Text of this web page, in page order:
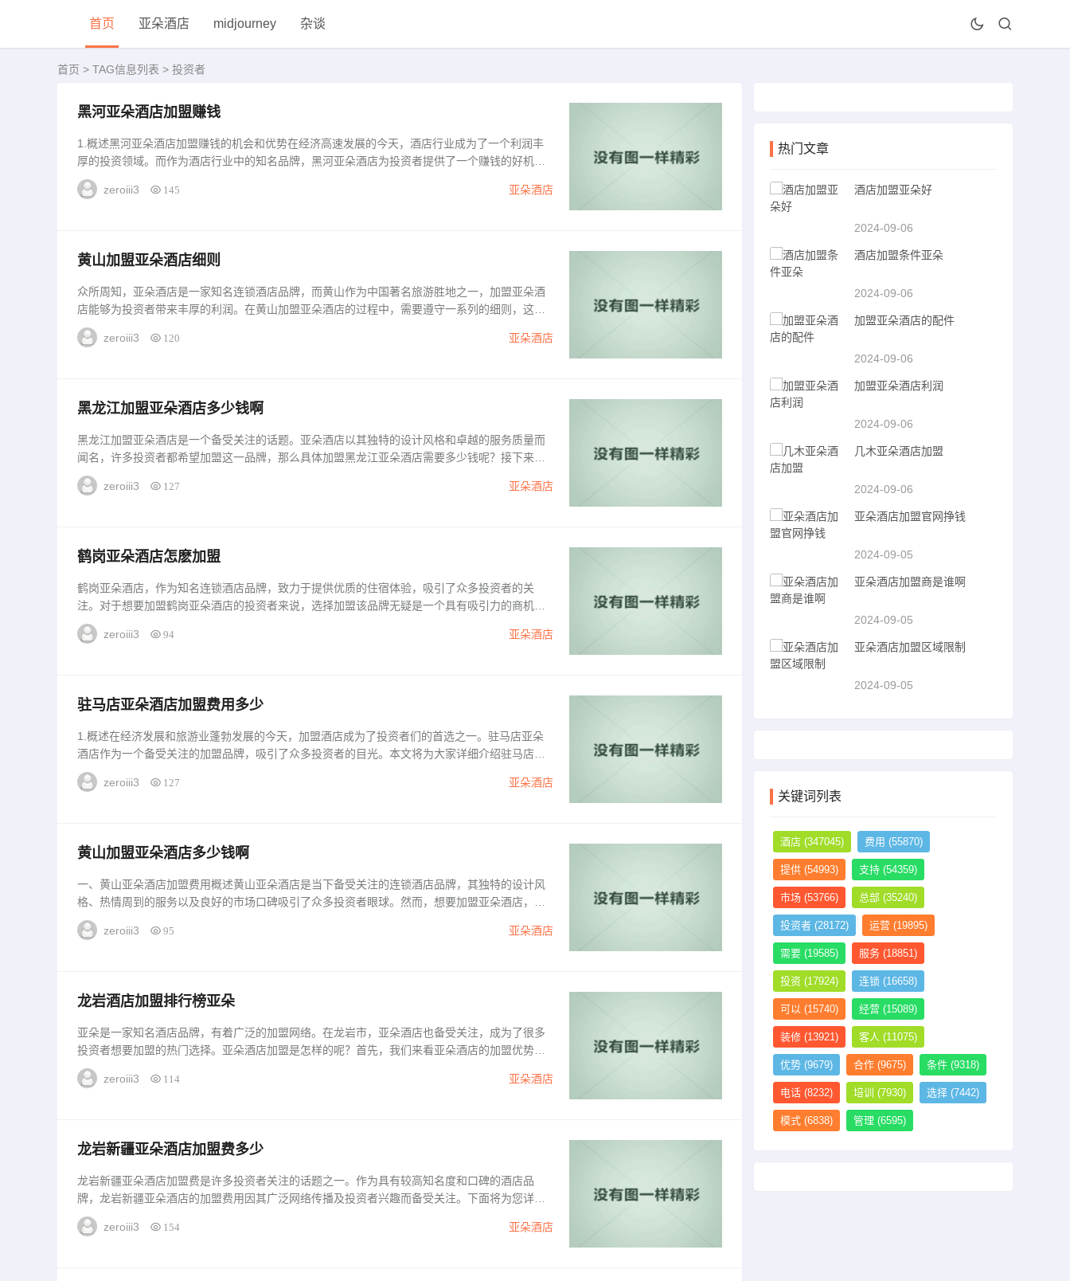
首页 亚朵酒店 midjourney 杂谈
首页 > TAG信息列表 > 投资者
黑河亚朵酒店加盟赚钱
1.概述黑河亚朵酒店加盟赚钱的机会和优势在经济高速发展的今天，酒店行业成为了一个利润丰
厚的投资领域。而作为酒店行业中的知名品牌，黑河亚朵酒店为投资者提供了一个赚钱的好机
会。加盟黑河亚朵酒店不仅可以分享品牌影响力，还可以得到全方位的支持和培训，让投资者可
以在竞争激烈的市场中站稳脚跟。2.黑河亚朵酒店的品牌背景和市场发展前景黑河亚朵酒店是中
zeroiii3 145 亚朵酒店
黄山加盟亚朵酒店细则
众所周知，亚朵酒店是一家知名连锁酒店品牌，而黄山作为中国著名旅游胜地之一，加盟亚朵酒
店能够为投资者带来丰厚的利润。在黄山加盟亚朵酒店的过程中，需要遵守一系列的细则，这些
细则既确保了酒店的正常运营，也保护了投资者的权益。一、加盟优势黄山加盟亚朵酒店能够享
受到多方面的优势。首先，作为亚朵酒店的加盟店...
zeroiii3 120 亚朵酒店
黑龙江加盟亚朵酒店多少钱啊
黑龙江加盟亚朵酒店是一个备受关注的话题。亚朵酒店以其独特的设计风格和卓越的服务质量而
闻名，许多投资者都希望加盟这一品牌，那么具体加盟黑龙江亚朵酒店需要多少钱呢？接下来将
会详细介绍这个问题。1.加盟条件在黑龙江加盟亚朵酒店，首先需要满足一定的条件。亚朵酒店
有严格的加盟条件，一般要求加盟商需有良好的商誉和财务状况，具备良好的管理能力和团队。
zeroiii3 127 亚朵酒店
鹤岗亚朵酒店怎麽加盟
鹤岗亚朵酒店，作为知名连锁酒店品牌，致力于提供优质的住宿体验，吸引了众多投资者的关
注。对于想要加盟鹤岗亚朵酒店的投资者来说，选择加盟该品牌无疑是一个具有吸引力的商机。
本文将详细介绍鹤岗亚朵酒店的加盟政策、优势以及加盟流程，帮助您...
zeroiii3
94 亚朵酒店
驻马店亚朵酒店加盟费用多少
1.概述在经济发展和旅游业蓬勃发展的今天，加盟酒店成为了投资者们的首选之一。驻马店亚朵
酒店作为一个备受关注的加盟品牌，吸引了众多投资者的目光。本文将为大家详细介绍驻马店亚
朵酒店加盟费用的相关信息，帮助投资者更好地了解该品牌的加盟优势。2.加盟费用驻马店亚朵
酒店的加盟费用根据不同的地...
zeroiii3 127 亚朵酒店
黄山加盟亚朵酒店多少钱啊
一、黄山亚朵酒店加盟费用概述黄山亚朵酒店是当下备受关注的连锁酒店品牌，其独特的设计风
格、热情周到的服务以及良好的市场口碑吸引了众多投资者眼球。然而，想要加盟亚朵酒店，投
资者首先需要了解其加盟费用情况。下面将详细介绍黄山亚朵酒店的加盟费用及相应的投资回
报，以供投资者参考。二、黄山亚朵酒店加盟费用详解加盟黄山亚朵酒店需要支付一定的加盟费
zeroiii3 95 亚朵酒店
龙岩酒店加盟排行榜亚朵
亚朵是一家知名酒店品牌，有着广泛的加盟网络。在龙岩市，亚朵酒店也备受关注，成为了很多
投资者想要加盟的热门选择。亚朵酒店加盟是怎样的呢？首先，我们来看亚朵酒店的加盟优势。
作为一家具有丰富经验的连锁酒店品牌，亚朵酒店拥有强大的市...
zeroiii3
114 亚朵酒店
龙岩新疆亚朵酒店加盟费多少
龙岩新疆亚朵酒店加盟费是许多投资者关注的话题之一。作为具有较高知名度和口碑的酒店品
牌，龙岩新疆亚朵酒店的加盟费用因其广泛网络传播及投资者兴趣而备受关注。下面将为您详细
介绍龙岩新疆亚朵酒店加盟费相关信息，旨在帮助对此感兴趣的人有更全面的了解。1、加盟费概
述龙岩新疆亚朵酒店加盟费用是加盟商首先需要了解的关键信息之一。根据市场调研和业内资料
zeroiii3 154 亚朵酒店
热门文章
酒店加盟亚朵好
2024-09-06
酒店加盟条件亚朵
2024-09-06
加盟亚朵酒店的配件
2024-09-06
加盟亚朵酒店利润
2024-09-06
几木亚朵酒店加盟
2024-09-06
亚朵酒店加盟官网挣钱
2024-09-05
亚朵酒店加盟商是谁啊
2024-09-05
亚朵酒店加盟区域限制
2024-09-05
关键词列表
酒店 (347045) 费用 (55870)
提供 (54993) 支持 (54359)
市场 (53766) 总部 (35240)
投资者 (28172) 运营 (19895)
需要 (19585) 服务 (18851)
投资 (17924) 连锁 (16658)
可以 (15740) 经营 (15089)
装修 (13921) 客人 (11075)
优势 (9679) 合作 (9675) 条件 (9318)
电话 (8232) 培训 (7930) 选择 (7442)
模式 (6838) 管理 (6595)